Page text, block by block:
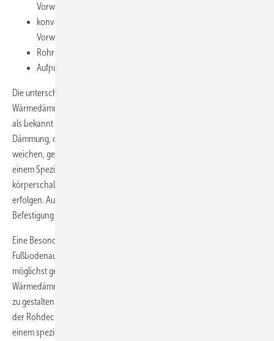
Vorwandinstallation
konventionell verlegte Rohrleitungen, z.B. ausgemauerte
Vorwandinstallation
Rohrleitungen im Fußbodenaufbau
Aufputzmontage (vor allem unterhalb der Kellerdecke).
Die unterschiedlichen erforderlichen Dämmdicken zur
Wärmedämmung nach der Energieeinsparverordnung EnEV werden
als bekannt vorausgesetzt. Neben der durchgehenden, lückenlosen
Dämmung, die man durch Abkleben mit einem reißfesten und
weichen, gepolsterten Klebeband und/oder Verkleben der Stöße mit
einem Spezialkleber erreicht, muss auch eine
körperschallentkoppelnde Befestigung der gedämmten Rohrleitungen
erfolgen. Außer bei krafteinleitenden Festpunkten sollte diese
Befestigung über der Dämmung angeordnet werden
Eine Besonderheit stellen die Rohrleitungen dar, die im
Fußbodenaufbau verlegt werden. Um Fußbodenaufbauhöhen
möglichst gering zu halten, gibt es in der EnEV den Kompromiss, die
Wärmedämmung von Heizungsleitungen einseitig, also asymmetrisch
zu gestalten. Eine solche asymmetrische Dämmung ist im
der Rohdecke zu sehen. Diese Kompakt-Dämmhülse besteht aus
einem speziellen, sehr robusten PE-Verbund. Dieser Verbund setzt